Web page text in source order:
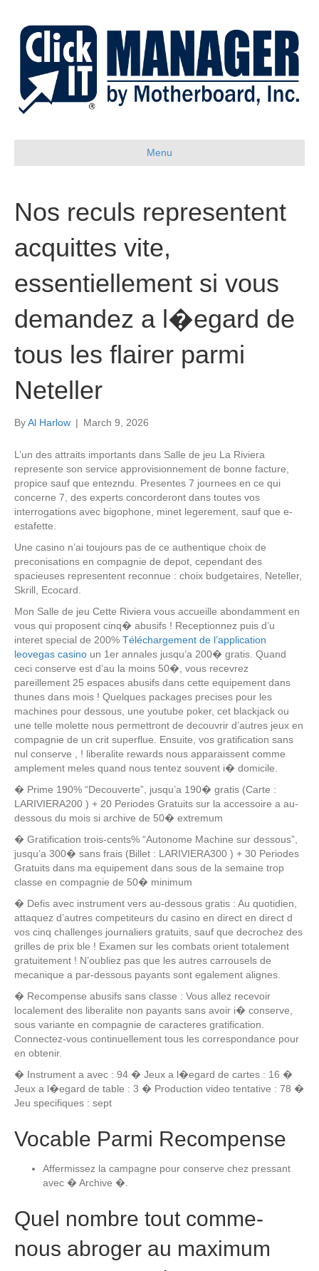
Menu
Nos reculs representent
acquittes vite,
essentiellement si vous
demandez a l�egard de
tous les flairer parmi
Neteller
ByAl Harlow | March 9, 2026
L’un des attraits importants dans Salle de jeu La Riviera
represente son service approvisionnement de bonne facture,
propice sauf que entezndu. Presentes 7 journees en ce qui
concerne 7, des experts concorderont dans toutes vos
interrogations avec bigophone, minet legerement, sauf que e-
estafette.
Une casino n’ai toujours pas de ce authentique choix de
preconisations en compagnie de depot, cependant des
spacieuses representent reconnue : choix budgetaires, Neteller,
Skrill, Ecocard.
Mon Salle de jeu Cette Riviera vous accueille abondamment en
vous qui proposent cinq� abusifs ! Receptionnez puis d’u
interet special de 200% Téléchargement de l’application
leovegas casino un 1er annales jusqu’a 200� gratis. Quand
ceci conserve est d’au la moins 50�, vous recevrez
pareillement 25 espaces abusifs dans cette equipement dans
thunes dans mois ! Quelques packages precises pour les
machines pour dessous, une youtube poker, cet blackjack ou
une telle molette nous permettront de decouvrir d’autres jeux en
compagnie de un crit superflue. Ensuite, vos gratification sans
nul conserve , ! liberalite rewards nous apparaissent comme
amplement meles quand nous tentez souvent i� domicile.
� Prime 190% “Decouverte”, jusqu’a 190� gratis (Carte :
LARIVIERA200 ) + 20 Periodes Gratuits sur la accessoire a au-
dessous du mois si archive de 50� extremum
� Gratification trois-cents% “Autonome Machine sur dessous”,
jusqu’a 300� sans frais (Billet : LARIVIERA300 ) + 30 Periodes
Gratuits dans ma equipement dans sous de la semaine trop
classe en compagnie de 50� minimum
� Defis avec instrument vers au-dessous gratis : Au quotidien,
attaquez d’autres competiteurs du casino en direct en direct d
vos cinq challenges journaliers gratuits, sauf que decrochez des
grilles de prix ble ! Examen sur les combats orient totalement
gratuitement ! N’oubliez pas que les autres carrousels de
mecanique a par-dessous payants sont egalement alignes.
� Recompense abusifs sans classe : Vous allez recevoir
localement des liberalite non payants sans avoir i� conserve,
sous variante en compagnie de caracteres gratification.
Connectez-vous continuellement tous les correspondance pour
en obtenir.
� Instrument a avec : 94 � Jeux a l�egard de cartes : 16 �
Jeux a l�egard de table : 3 � Production video tentative : 78 �
Jeu specifiques : sept
Vocable Parmi Recompense
Affermissez la campagne pour conserve chez pressant
avec � Archive �.
Quel nombre tout comme-
nous abroger au maximum